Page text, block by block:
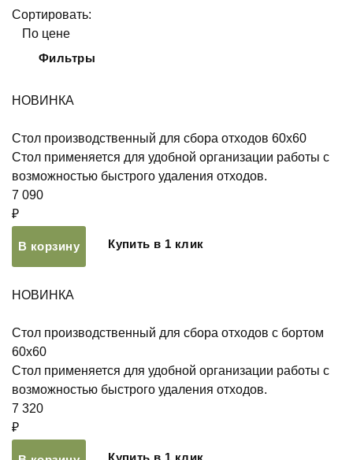
Сортировать:
По цене
Фильтры
НОВИНКА
Стол производственный для сбора отходов 60х60
Стол применяется для удобной организации работы с
возможностью быстрого удаления отходов.
7 090
₽
В корзину Купить в 1 клик
НОВИНКА
Стол производственный для сбора отходов с бортом
60х60
Стол применяется для удобной организации работы с
возможностью быстрого удаления отходов.
7 320
₽
Купить в 1 клик